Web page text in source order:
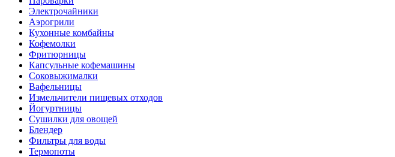
Электрочайники
Аэрогрили
Кухонные комбайны
Кофемолки
Фритюрницы
Капсульные кофемашины
Соковыжималки
Вафельницы
Измельчители пищевых отходов
Йогуртницы
Сушилки для овощей
Блендер
Фильтры для воды
Термопоты